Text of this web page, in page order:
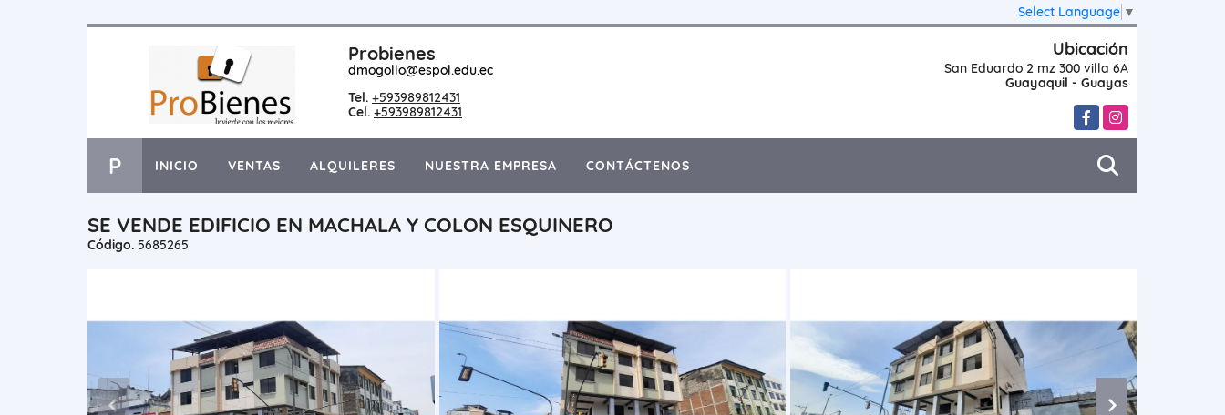
Select Language ▼
Probienes
dmogollo@espol.edu.ec
Tel. +593989812431
Cel. +593989812431
Ubicación
San Eduardo 2 mz 300 villa 6A
Guayaquil - Guayas
FacebookInstagram
P INICIO VENTAS ALQUILERES NUESTRA EMPRESA CONTÁCTENOS
SE VENDE EDIFICIO EN MACHALA Y COLON ESQUINERO
Código. 5685265